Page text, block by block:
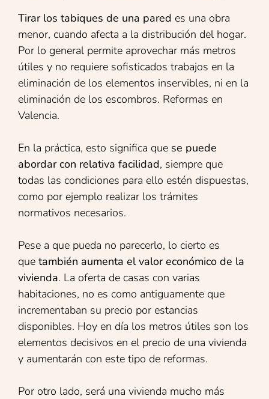
Tirar los tabiques de una pared es una obra
menor, cuando afecta a la distribución del hogar.
Por lo general permite aprovechar más metros
útiles y no requiere sofisticados trabajos en la
eliminación de los elementos inservibles, ni en la
eliminación de los escombros. Reformas en
Valencia.
En la práctica, esto significa que se puede
abordar con relativa facilidad, siempre que
todas las condiciones para ello estén dispuestas,
como por ejemplo realizar los trámites
normativos necesarios.
Pese a que pueda no parecerlo, lo cierto es
que también aumenta el valor económico de la
vivienda. La oferta de casas con varias
habitaciones, no es como antiguamente que
incrementaban su precio por estancias
disponibles. Hoy en día los metros útiles son los
elementos decisivos en el precio de una vivienda
y aumentarán con este tipo de reformas.
Por otro lado, será una vivienda mucho más